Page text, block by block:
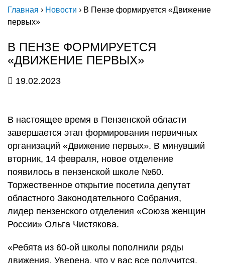
Главная › Новости › В Пензе формируется «Движение
первых»
В ПЕНЗЕ ФОРМИРУЕТСЯ
«ДВИЖЕНИЕ ПЕРВЫХ»
19.02.2023
В настоящее время в Пензенской области
завершается этап формирования первичных
организаций «Движение первых». В минувший
вторник, 14 февраля, новое отделение
появилось в пензенской школе №60.
Торжественное открытие посетила депутат
областного Законодательного Собрания,
лидер пензенского отделения «Союза женщин
России» Ольга Чистякова.
«Ребята из 60-ой школы пополнили ряды
движения. Уверена, что у вас все получится.